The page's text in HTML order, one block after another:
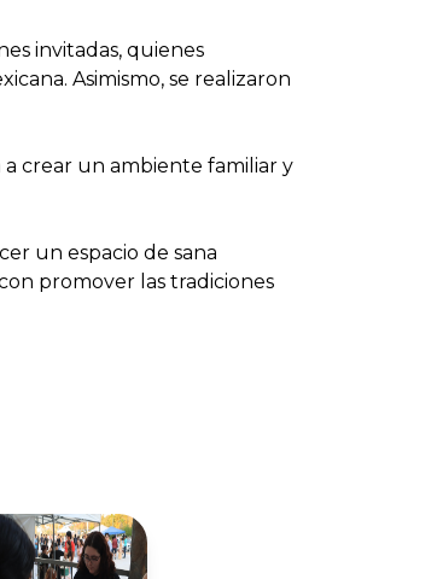
invitadas, quienes
Asimismo, se realizaron
crear un ambiente familiar y
un espacio de sana
promover las tradiciones